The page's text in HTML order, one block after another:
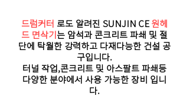
드럼커터 로도 알려진 SUNJIN CE 원헤
드 면삭기 는 암석과 콘크리트 파쇄 및 절
단에 탁월한 강력하고 다재다능한 건설 공
구입니다.
​터널 작업,콘크리트 및 아스팔트 파쇄등
다양한 분야에서 사용 가능한 장비 입니
다.